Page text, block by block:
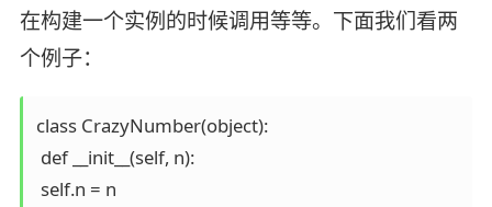
在构建一个实例的时候调用等等。下面我们看两
个例子：
class CrazyNumber(object):
def __init__(self, n):
self.n = n